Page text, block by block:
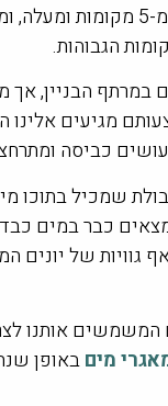
מאגרי המים ממוקמים
הגבוהות.
במרתף הבניין,
מגיעים אלינו
כביסה
שמכיל בתוכו
כבר במים
של יונים
אותנו
מיםבאופן